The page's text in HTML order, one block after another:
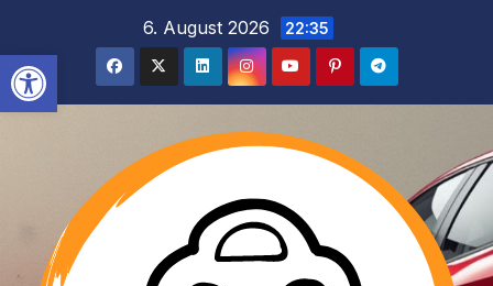
Werkzeugleiste öffnen
springen
6. August 2026 22:35